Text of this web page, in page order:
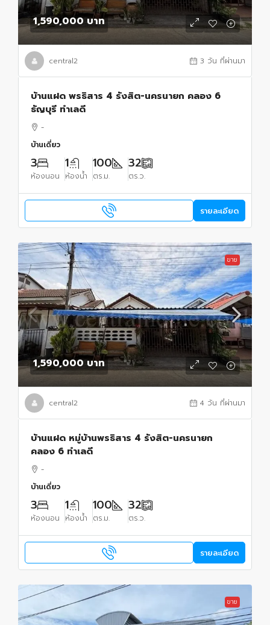
1,590,000 บาท
central2 3 วัน ที่ผ่านมา
บ้านแฝด พรธิสาร 4 รังสิต-นครนายก คลอง 6
ธัญบุรี ทำเลดี
-
บ้านเดี่ยว
3
ห้องนอน
1
ห้องน้ำ
100
ตร.ม.
32
ตร.ว.
รายละเอียด
ขาย
1,590,000 บาท
central2 4 วัน ที่ผ่านมา
บ้านแฝด หมู่บ้านพรธิสาร 4 รังสิต-นครนายก
คลอง 6 ทำเลดี
-
บ้านเดี่ยว
3
ห้องนอน
1
ห้องน้ำ
100
ตร.ม.
32
ตร.ว.
รายละเอียด
ขาย